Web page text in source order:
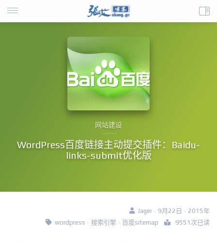
网站建设
WordPress百度链接主动提交插件：Baidu-
links-submit优化版
Jager · 9月22日 · 2015年
wordpress · 搜索引擎 · 百度sitemap 9551次已读